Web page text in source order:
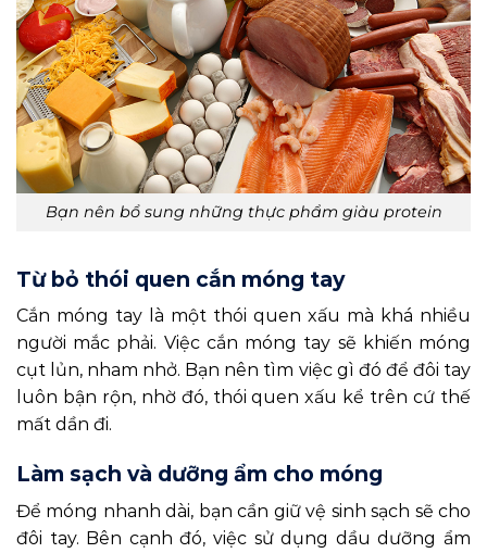
Bạn nên bổ sung những thực phẩm giàu protein
Từ bỏ thói quen cắn móng tay
Cắn móng tay là một thói quen xấu mà khá nhiều
người mắc phải. Việc cắn móng tay sẽ khiến móng
cụt lủn, nham nhở. Bạn nên tìm việc gì đó để đôi tay
luôn bận rộn, nhờ đó, thói quen xấu kể trên cứ thế
mất dần đi.
Làm sạch và dưỡng ẩm cho móng
Để móng nhanh dài, bạn cần giữ vệ sinh sạch sẽ cho
đôi tay. Bên cạnh đó, việc sử dụng dầu dưỡng ẩm